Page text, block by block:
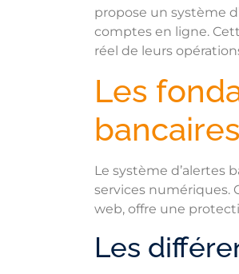
propose un système
comptes en ligne.
réel de leurs
Les
bancaires
Le système d’alertes
services numériques.
web, offre une
Les